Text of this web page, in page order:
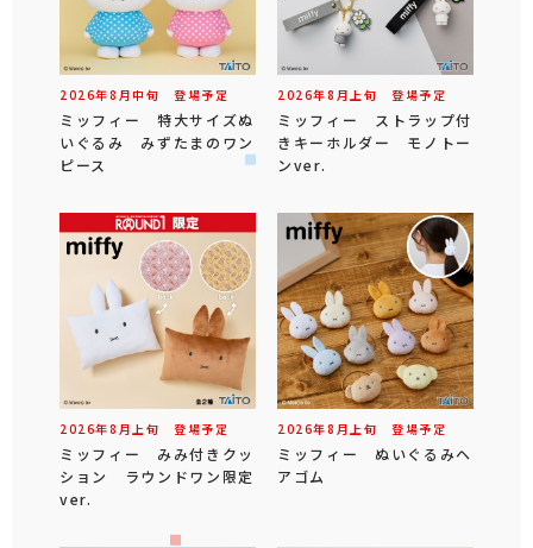
2026年8 月中旬 登場予定
ミッフィー 特大サイズぬ
いぐるみ みずたまのワン
ピース
2026年8 月 上旬 登場予定
ミッフィー ストラップ付
きキーホルダー モノトー
ンver.
2026年8 月 上旬 登場予定
ミッフィー みみ付きクッ
ション ラウンドワン限定
ver.
2026年8 月 上旬 登場予定
ミッフィー ぬいぐるみヘ
アゴム